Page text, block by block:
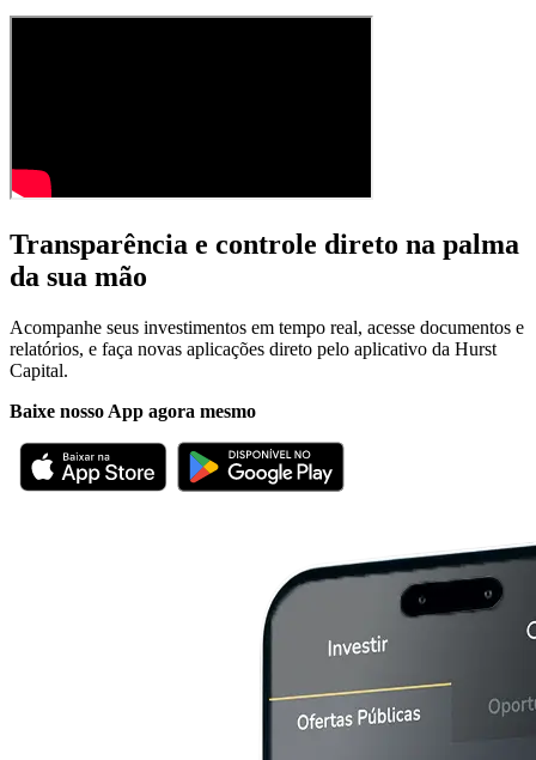
Transparência e controle direto na palma
da sua mão
Acompanhe seus investimentos em tempo real, acesse documentos e
relatórios, e faça novas aplicações direto pelo aplicativo da Hurst
Capital.
Baixe nosso App agora mesmo